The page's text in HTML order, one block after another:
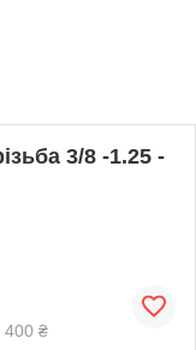
3/8 -1.25 -
400 ₴